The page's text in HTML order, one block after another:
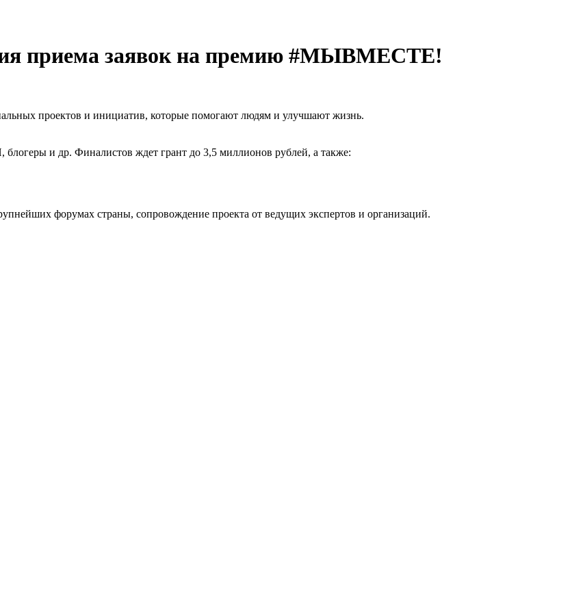
приема заявок на премию #МЫВМЕСТЕ!
проектов и инициатив, которые помогают людям и улучшают жизнь.
и др. Финалистов ждет грант до 3,5 миллионов рублей, а также:
форумах страны, сопровождение проекта от ведущих экспертов и организаций.